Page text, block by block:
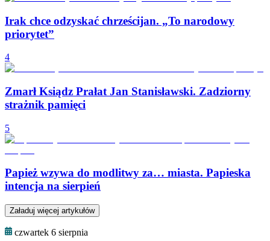
Irak chce odzyskać chrześcijan. „To narodowy
priorytet”
4
Zmarł Ksiądz Prałat Jan Stanisławski. Zadziorny
strażnik pamięci
5
Papież wzywa do modlitwy za… miasta. Papieska
intencja na sierpień
Załaduj więcej artykułów
czwartek 6 sierpnia